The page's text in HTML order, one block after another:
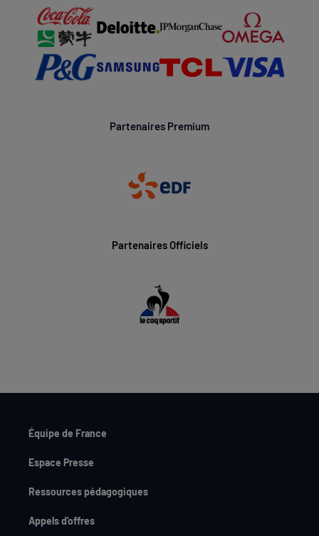
Partenaires Premium
Partenaires Officiels
Équipe de France
Espace Presse
Ressources pédagogiques
Appels d'offres